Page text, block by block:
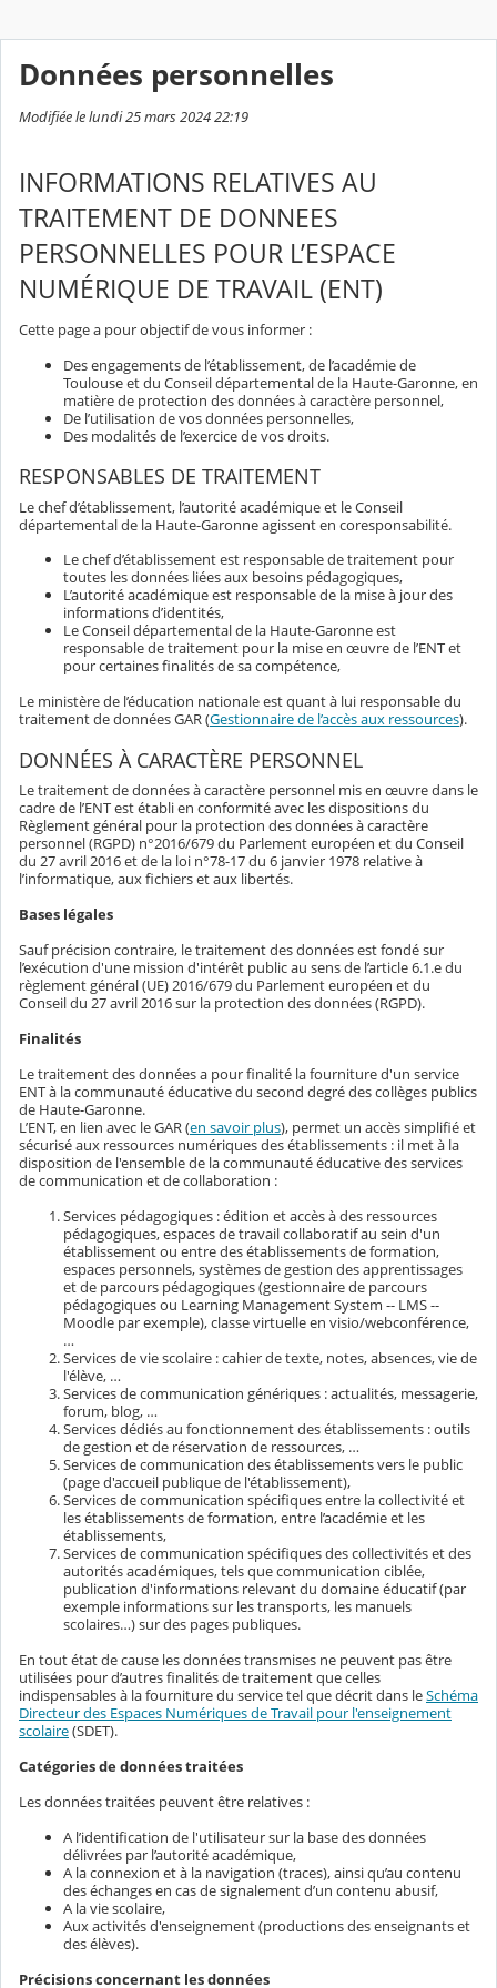
Données personnelles
Modifiée le lundi 25 mars 2024 22:19
INFORMATIONS RELATIVES AU
TRAITEMENT DE DONNEES
PERSONNELLES POUR L’ESPACE
NUMÉRIQUE DE TRAVAIL (ENT)
Cette page a pour objectif de vous informer :
Des engagements de l’établissement, de l’académie de
Toulouse et du Conseil départemental de la Haute-Garonne, en
matière de protection des données à caractère personnel,
De l’utilisation de vos données personnelles,
Des modalités de l’exercice de vos droits.
RESPONSABLES DE TRAITEMENT
Le chef d’établissement, l’autorité académique et le Conseil
départemental de la Haute-Garonne agissent en coresponsabilité.
Le chef d’établissement est responsable de traitement pour
toutes les données liées aux besoins pédagogiques,
L’autorité académique est responsable de la mise à jour des
informations d’identités,
Le Conseil départemental de la Haute-Garonne est
responsable de traitement pour la mise en œuvre de l’ENT et
pour certaines finalités de sa compétence,
Le ministère de l’éducation nationale est quant à lui responsable du
traitement de données GAR (Gestionnaire de l’accès aux ressources).
DONNÉES À CARACTÈRE PERSONNEL
Le traitement de données à caractère personnel mis en œuvre dans le
cadre de l’ENT est établi en conformité avec les dispositions du
Règlement général pour la protection des données à caractère
personnel (RGPD) n°2016/679 du Parlement européen et du Conseil
du 27 avril 2016 et de la loi n°78-17 du 6 janvier 1978 relative à
l’informatique, aux fichiers et aux libertés.
Bases légales
Sauf précision contraire, le traitement des données est fondé sur
l’exécution d'une mission d'intérêt public au sens de l’article 6.1.e du
règlement général (UE) 2016/679 du Parlement européen et du
Conseil du 27 avril 2016 sur la protection des données (RGPD).
Finalités
Le traitement des données a pour finalité la fourniture d'un service
ENT à la communauté éducative du second degré des collèges publics
de Haute-Garonne.
L’ENT, en lien avec le GAR (en savoir plus), permet un accès simplifié et
sécurisé aux ressources numériques des établissements : il met à la
disposition de l'ensemble de la communauté éducative des services
de communication et de collaboration :
Services pédagogiques : édition et accès à des ressources
pédagogiques, espaces de travail collaboratif au sein d'un
établissement ou entre des établissements de formation,
espaces personnels, systèmes de gestion des apprentissages
et de parcours pédagogiques (gestionnaire de parcours
pédagogiques ou Learning Management System -- LMS --
Moodle par exemple), classe virtuelle en visio/webconférence,
…
Services de vie scolaire : cahier de texte, notes, absences, vie de
l'élève, …
Services de communication génériques : actualités, messagerie,
forum, blog, …
Services dédiés au fonctionnement des établissements : outils
de gestion et de réservation de ressources, …
Services de communication des établissements vers le public
(page d'accueil publique de l'établissement),
Services de communication spécifiques entre la collectivité et
les établissements de formation, entre l’académie et les
établissements,
Services de communication spécifiques des collectivités et des
autorités académiques, tels que communication ciblée,
publication d'informations relevant du domaine éducatif (par
exemple informations sur les transports, les manuels
scolaires…) sur des pages publiques.
En tout état de cause les données transmises ne peuvent pas être
utilisées pour d’autres finalités de traitement que celles
indispensables à la fourniture du service tel que décrit dans leSchéma
Directeur des Espaces Numériques de Travail pour l'enseignement
scolaire(SDET).
Catégories de données traitées
Les données traitées peuvent être relatives :
A l’identification de l'utilisateur sur la base des données
délivrées par l’autorité académique,
A la connexion et à la navigation (traces), ainsi qu’au contenu
des échanges en cas de signalement d’un contenu abusif,
A la vie scolaire,
Aux activités d'enseignement (productions des enseignants et
des élèves).
Précisions concernant les données